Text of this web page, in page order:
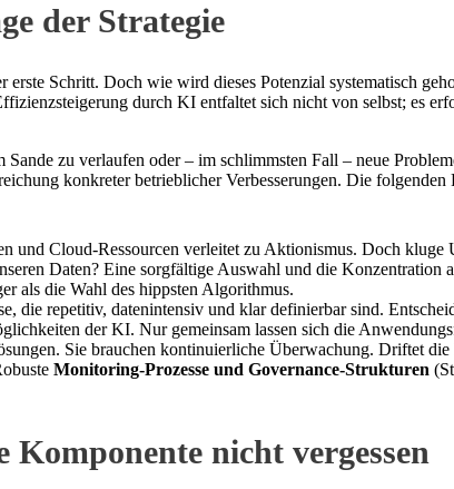
der Strategie
Schritt. Doch wie wird dieses Potenzial systematisch
durch KI entfaltet sich nicht von selbst; es
zu verlaufen oder – im schlimmsten Fall – neue
konkreter betrieblicher Verbesserungen. Die
und Cloud-Ressourcen verleitet zu Aktionismus. Doch
Daten? Eine sorgfältige Auswahl und die Konzentration
als die Wahl des hippsten Algorithmus.
die repetitiv, datenintensiv und klar definierbar sind.
der KI. Nur gemeinsam lassen sich die
Sie brauchen kontinuierliche Überwachung. Driftet
Monitoring-Prozesse und Governance-Strukturen
nicht vergessen